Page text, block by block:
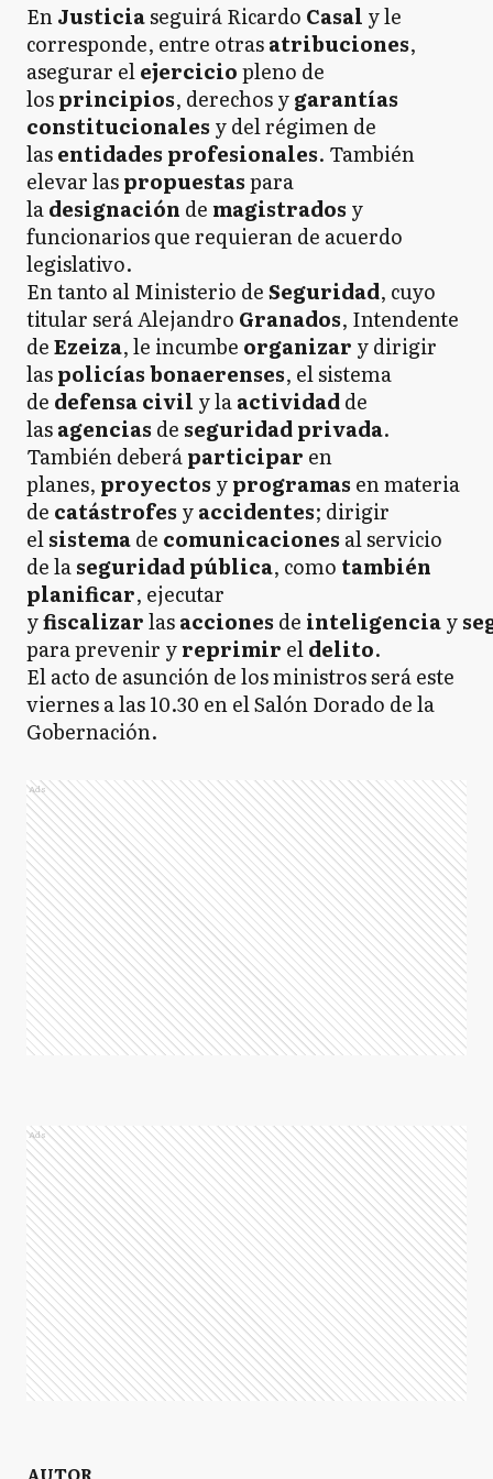
EnJusticiaseguirá Ricardo Casal y le
corresponde, entre otrasatribuciones,
asegurar elejerciciopleno de
losprincipios, derechos ygarantías
constitucionales y del régimen de
lasentidades profesionales. También
elevar laspropuestaspara
ladesignación de magistrados y
funcionarios que requieran de acuerdo
legislativo.
En tanto al Ministerio deSeguridad, cuyo
titular será Alejandro Granados, Intendente
deEzeiza, le incumbe organizar y dirigir
laspolicías bonaerenses, el sistema
de defensa civil y laactividadde
lasagencias de seguridad privada.
También deberáparticipar en
planes, proyectos yprogramas en materia
de catástrofes yaccidentes; dirigir
elsistemade comunicaciones al servicio
de laseguridad pública, como también
planificar, ejecutar
yfiscalizarlasacciones de inteligenciay
para prevenir yreprimir eldelito.
El acto de asunción de los ministros será este
viernes a las 10.30 en el Salón Dorado de la
Gobernación.
Ads
Ads